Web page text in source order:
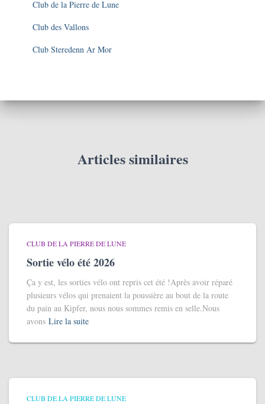
Club de la Pierre de Lune
Club des Vallons
Club Steredenn Ar Mor
Articles similaires
CLUB DE LA PIERRE DE LUNE
Sortie vélo été 2026
Ça y est, les sorties vélo ont repris cet été !Après avoir réparé
plusieurs vélos qui prenaient la poussière au bout de la route
du pain au Kipfer, nous nous sommes remis en selle.Nous
avons Lire la suite
CLUB DE LA PIERRE DE LUNE